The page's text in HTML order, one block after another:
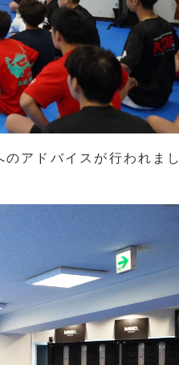
アドバイスが行われまし